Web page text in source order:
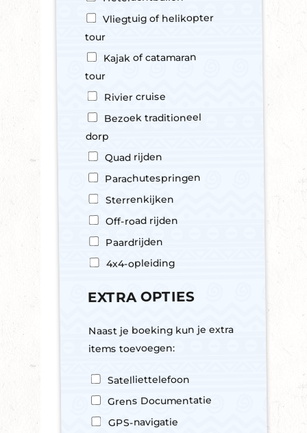
I
I
T
I
T
E
N
Vliegtuig of helikopter
tour
Kajak of catamaran
tour
Rivier cruise
Bezoek traditioneel
dorp
Quad rijden
Parachutespringen
Sterrenkijken
Off-road rijden
Paardrijden
4x4-opleiding
EXTRA OPTIES
Naast je boeking kun je extra
items toevoegen:
E
T
R
Satelliettelefoon
Grens Documentatie
GPS-navigatie